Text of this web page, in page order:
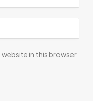
website in this browser